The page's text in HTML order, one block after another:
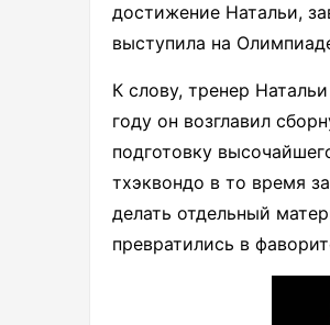
достижение Натальи,
выступила на
К слову, тренер
году он возглавил
подготовку
тхэквондо в то время
делать отдельный
превратились в